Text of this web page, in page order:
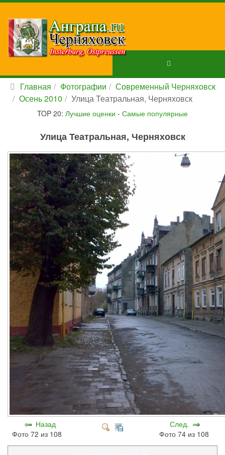
Главная Фотографии
Современный Черняховск
Осень 2010
Улица Театральная, Черняховск
TOP 20: Лучшие оценки - Самые популярные
Улица Театральная, Черняховск
Назад
Фото 72 из 108
След.
Фото 74 из 108